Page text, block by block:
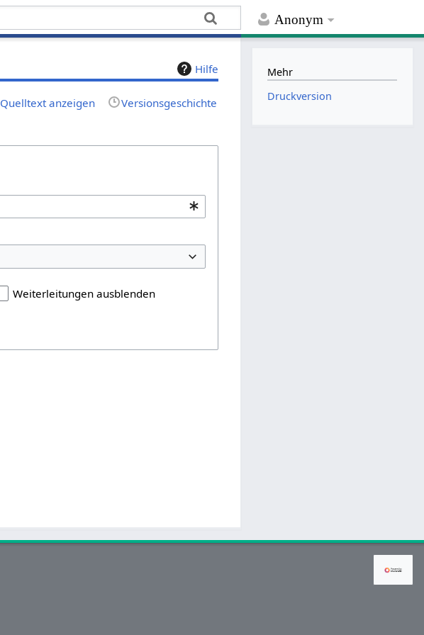
Anonym
Hilfe
Quelltext anzeigen Versionsgeschichte
Weiterleitungen ausblenden
Mehr
Druckversion